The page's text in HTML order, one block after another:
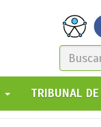
DE
GO!
TRIBUNAL